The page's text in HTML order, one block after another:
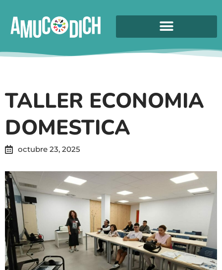
TALLER ECONOMIA
DOMESTICA
octubre 23, 2025